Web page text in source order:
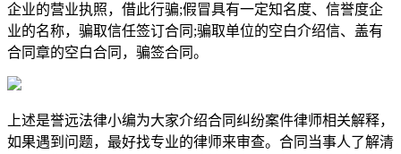
企业的营业执照，借此行骗;假冒具有一定知名度、信誉度企
业的名称，骗取信任签订合同;骗取单位的空白介绍信、盖有
合同章的空白合同，骗签合同。
上述是誉远法律小编为大家介绍合同纠纷案件律师相关解释，
如果遇到问题，最好找专业的律师来审查。合同当事人了解清